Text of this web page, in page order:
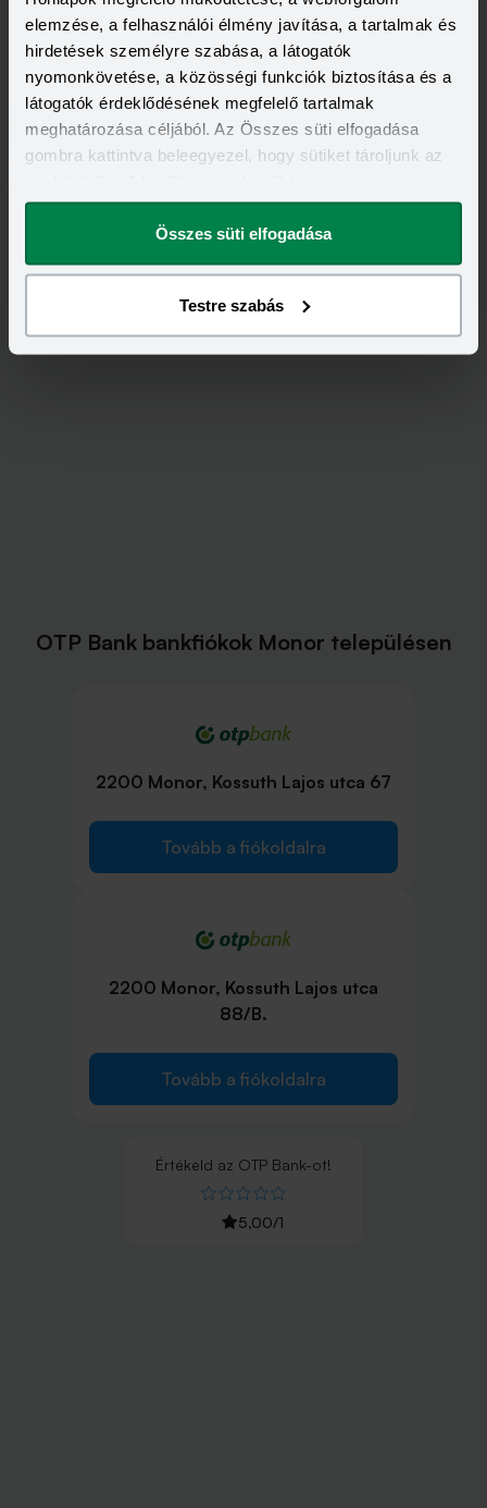
elemzése, a felhasználói élmény javítása, a tartalmak és
hirdetések személyre szabása, a látogatók
nyomonkövetése, a közösségi funkciók biztosítása és a
látogatók érdeklődésének megfelelő tartalmak
meghatározása céljából. Az Összes süti elfogadása
gombra kattintva beleegyezel, hogy sütiket tároljunk az
megváltoztathatod.
Összes süti elfogadása
Testre szabás
2 000 000 - 15 000 000 Ft
THM
12,70 - 14,99%
KAMAT
9,99 - 13,49%
KEDVEZMÉNY FELTÉTELEI
Minimum életkor:
21 év
Minimum munkaviszony:
Minimum jövedelem:
400 000 Ft
OTP Bank bankfiókok Monor településen
2200 Monor, Kossuth Lajos utca 67
Tovább a fiókoldalra
2200 Monor, Kossuth Lajos utca
88/B.
Tovább a fiókoldalra
Értékeld az OTP Bank-ot!
5,00/1